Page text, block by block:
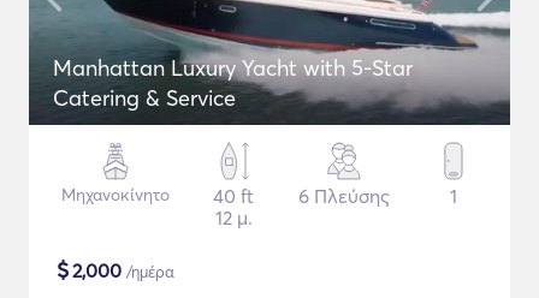
Manhattan Luxury Yacht with 5-Star
Catering & Service
Μηχανοκίνητο
40 ft
12 μ.
6 Πλεύσης 1
$2,000 /ημέρα